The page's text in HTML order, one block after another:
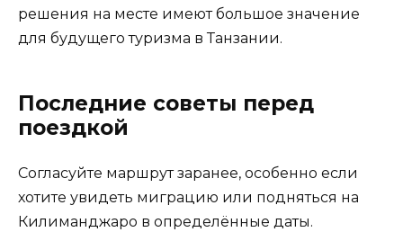
решения на месте имеют большое значение
для будущего туризма в Танзании.
Последние советы перед
поездкой
Согласуйте маршрут заранее, особенно если
хотите увидеть миграцию или подняться на
Килиманджаро в определённые даты.